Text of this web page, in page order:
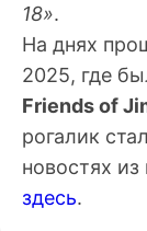
18».
На днях
2025, где
Friends of
рогалик
новостях из
здесь.